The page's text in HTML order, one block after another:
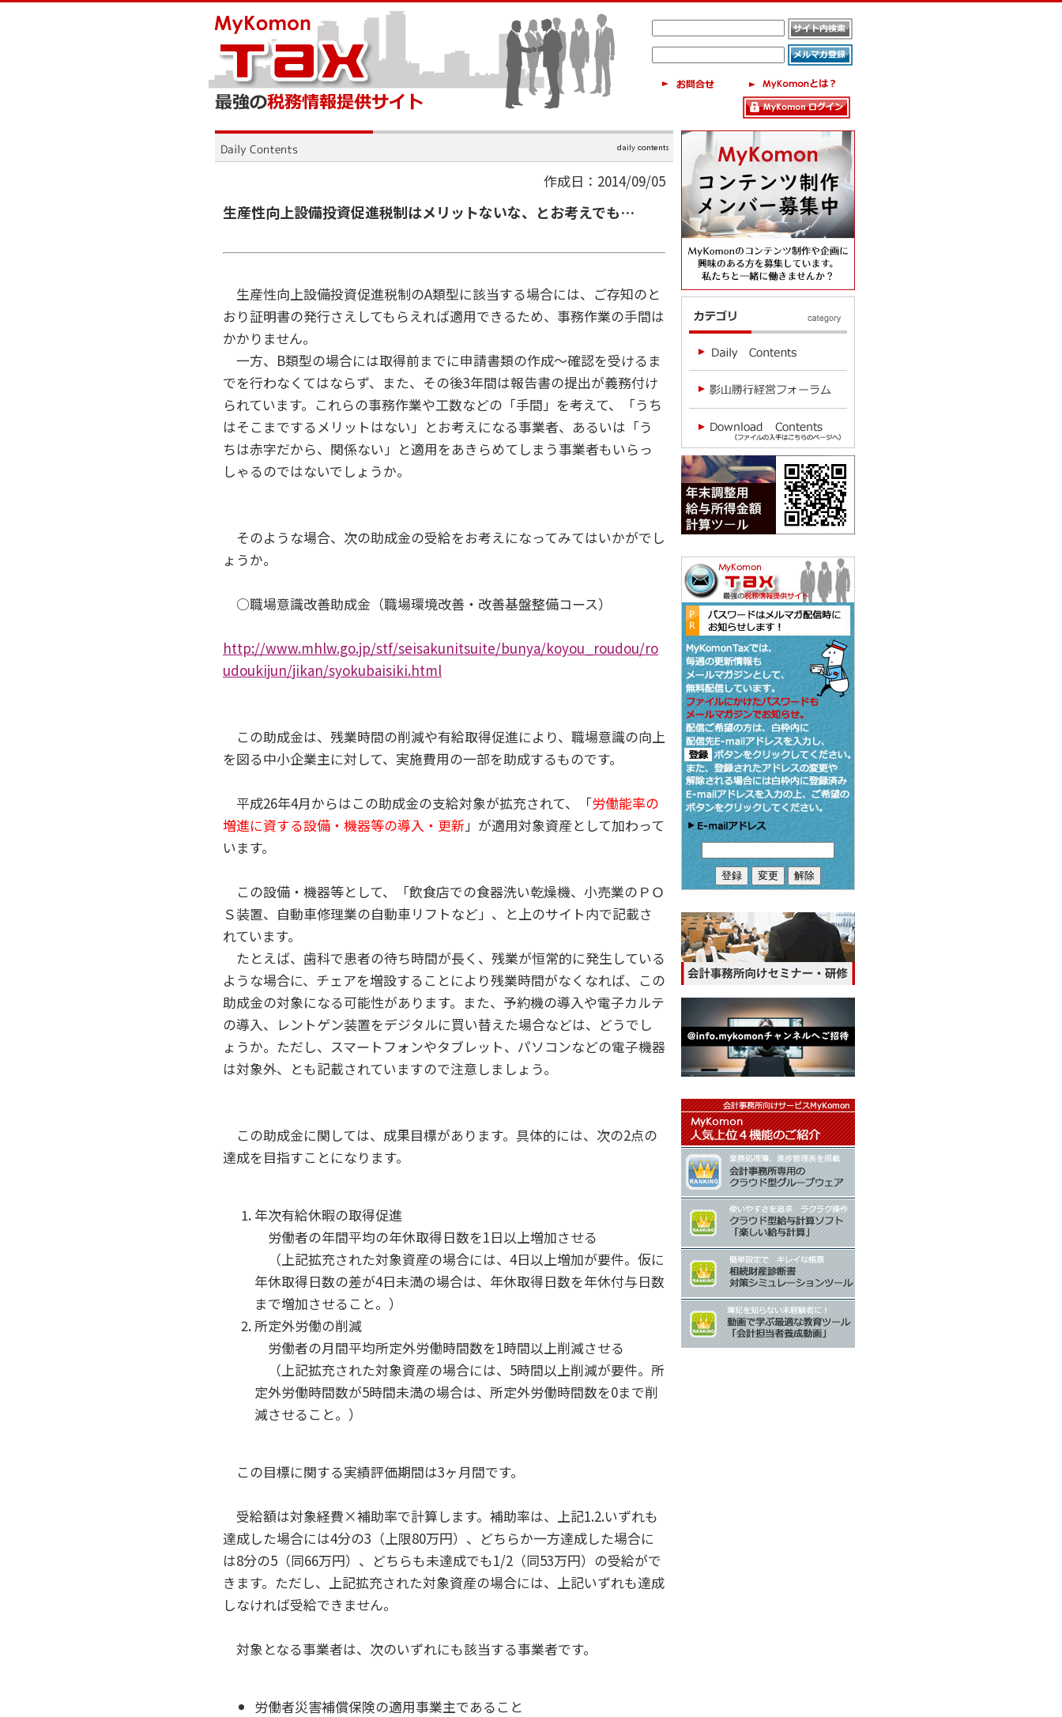
作成日：2014/09/05
生産性向上設備投資促進税制はメリットないな、とお考えでも…
生産性向上設備投資促進税制のA類型に該当する場合には、ご存知のと
おり証明書の発行さえしてもらえれば適用できるため、事務作業の手間は
かかりません。
一方、B類型の場合には取得前までに申請書類の作成～確認を受けるま
でを行わなくてはならず、また、その後3年間は報告書の提出が義務付け
られています。これらの事務作業や工数などの「手間」を考えて、「うち
はそこまでするメリットはない」とお考えになる事業者、あるいは「う
ちは赤字だから、関係ない」と適用をあきらめてしまう事業者もいらっ
しゃるのではないでしょうか。
そのような場合、次の助成金の受給をお考えになってみてはいかがでし
ょうか。
○職場意識改善助成金（職場環境改善・改善基盤整備コース）
http://www.mhlw.go.jp/stf/seisakunitsuite/bunya/koyou_roudou/ro
udoukijun/jikan/syokubaisiki.html
この助成金は、残業時間の削減や有給取得促進により、職場意識の向上
を図る中小企業主に対して、実施費用の一部を助成するものです。
平成26年4月からはこの助成金の支給対象が拡充されて、「労働能率の
増進に資する設備・機器等の導入・更新 」が適用対象資産として加わって
います。
この設備・機器等として、「飲食店での食器洗い乾燥機、小売業のＰＯ
Ｓ装置、自動車修理業の自動車リフトなど」、と上のサイト内で記載さ
れています。
たとえば、歯科で患者の待ち時間が長く、残業が恒常的に発生している
ような場合に、チェアを増設することにより残業時間がなくなれば、この
助成金の対象になる可能性があります。また、予約機の導入や電子カルテ
の導入、レントゲン装置をデジタルに買い替えた場合などは、どうでし
ょうか。ただし、スマートフォンやタブレット、パソコンなどの電子機器
は対象外、とも記載されていますので注意しましょう。
この助成金に関しては、成果目標があります。具体的には、次の2点の
達成を目指すことになります。
年次有給休暇の取得促進
労働者の年間平均の年休取得日数を1日以上増加させる
（上記拡充された対象資産の場合には、4日以上増加が要件。仮に
年休取得日数の差が4日未満の場合は、年休取得日数を年休付与日数
まで増加させること。）
所定外労働の削減
労働者の月間平均所定外労働時間数を1時間以上削減させる
（上記拡充された対象資産の場合には、5時間以上削減が要件。所
定外労働時間数が5時間未満の場合は、所定外労働時間数を0まで削
減させること。）
この目標に関する実績評価期間は3ヶ月間です。
受給額は対象経費×補助率で計算します。補助率は、上記1.2.いずれも
達成した場合には4分の3（上限80万円）、どちらか一方達成した場合に
は8分の5（同66万円）、どちらも未達成でも1/2（同53万円）の受給がで
きます。ただし、上記拡充された対象資産の場合には、上記いずれも達成
しなければ受給できません。
対象となる事業者は、次のいずれにも該当する事業者です。
労働者災害補償保険の適用事業主であること